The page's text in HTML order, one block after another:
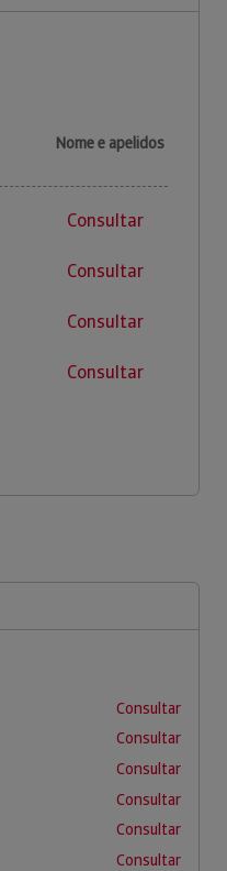
Nome e apelidos
Consultar
Consultar
Consultar
Consultar
Consultar
Consultar
Consultar
Consultar
Consultar
Consultar